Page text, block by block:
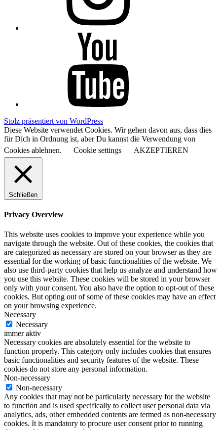
Stolz präsentiert von WordPress
Diese Website verwendet Cookies. Wir gehen davon aus, dass dies
für Dich in Ordnung ist, aber Du kannst die Verwendung von
Cookies ablehnen.
Cookie settings AKZEPTIEREN
Schließen
Privacy Overview
This website uses cookies to improve your experience while you
navigate through the website. Out of these cookies, the cookies that
are categorized as necessary are stored on your browser as they are
essential for the working of basic functionalities of the website. We
also use third-party cookies that help us analyze and understand how
you use this website. These cookies will be stored in your browser
only with your consent. You also have the option to opt-out of these
cookies. But opting out of some of these cookies may have an effect
on your browsing experience.
Necessary
Necessary
immer aktiv
Necessary cookies are absolutely essential for the website to
function properly. This category only includes cookies that ensures
basic functionalities and security features of the website. These
cookies do not store any personal information.
Non-necessary
Non-necessary
Any cookies that may not be particularly necessary for the website
to function and is used specifically to collect user personal data via
analytics, ads, other embedded contents are termed as non-necessary
cookies. It is mandatory to procure user consent prior to running